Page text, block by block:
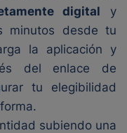
digital y
minutos desde tu
la aplicación y
del enlace de
tu elegibilidad
subiendo una